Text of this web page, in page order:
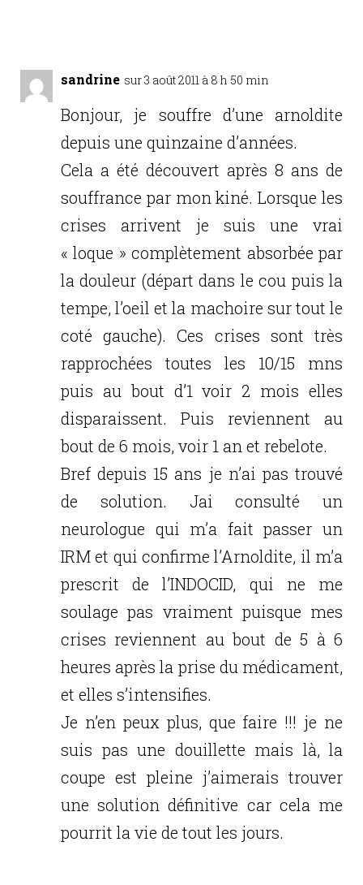
sandrine sur 3 août 2011 à 8 h 50 min
Bonjour, je souffre d’une arnoldite
depuis une quinzaine d’années.
Cela a été découvert après 8 ans de
souffrance par mon kiné. Lorsque les
crises arrivent je suis une vrai
« loque » complètement absorbée par
la douleur (départ dans le cou puis la
tempe, l’oeil et la machoire sur tout le
coté gauche). Ces crises sont très
rapprochées toutes les 10/15 mns
puis au bout d’1 voir 2 mois elles
disparaissent. Puis reviennent au
bout de 6 mois, voir 1 an et rebelote.
Bref depuis 15 ans je n’ai pas trouvé
de solution. Jai consulté un
neurologue qui m’a fait passer un
IRM et qui confirme l’Arnoldite, il m’a
prescrit de l’INDOCID, qui ne me
soulage pas vraiment puisque mes
crises reviennent au bout de 5 à 6
heures après la prise du médicament,
et elles s’intensifies.
Je n’en peux plus, que faire !!! je ne
suis pas une douillette mais là, la
coupe est pleine j’aimerais trouver
une solution définitive car cela me
pourrit la vie de tout les jours.